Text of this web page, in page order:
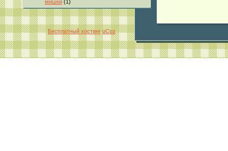
мишки (1)
Бесплатный хостинг uCoz